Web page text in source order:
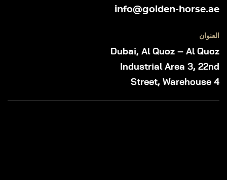
info@golden-horse.ae
العنوان
Dubai, Al Quoz – Al Quoz
Industrial Area 3, 22nd
Street, Warehouse 4